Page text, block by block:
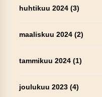
huhtikuu 2024(3)
maaliskuu 2024(2)
tammikuu 2024(1)
joulukuu 2023(4)